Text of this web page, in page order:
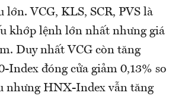
lớn. VCG, KLS, SCR, PVS là
khớp lệnh lớn nhất nhưng giá
Duy nhất VCG còn tăng
Index đóng cửa giảm 0,13% so
nhưng HNX-Index vẫn tăng